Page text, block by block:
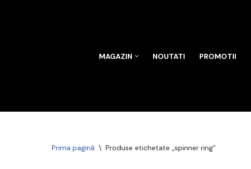
MAGAZIN NOUTATI PROMOTII
Prima pagină \ Produse etichetate „spinner ring”